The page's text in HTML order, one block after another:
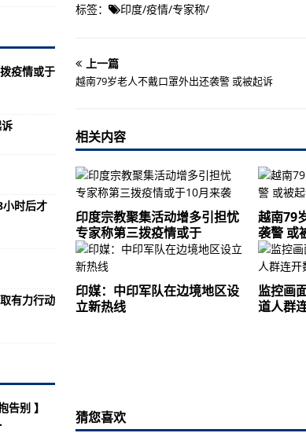
包围圈”可耻又可悲
医院拒收 8小时后才就医
本民众的奥运热情
南部地区“居家令”延长两周
斯一把推开迎上前的球迷，网友吵翻……
媒：无人采取有力行动应对疫情
骸下葬仪式遭抗议
道人群连开数枪，打伤10人骑车逃跑
的阿富汗陆军燃料
标签： 印度/疫情/专家称/
上一篇
越南79岁老人不戴口罩外出还袭警 或被起诉
相关内容
印度宗教聚集活动增多引担忧
专家称第三拨疫情或于
越南79
袭警 或
印媒：中印军队在边境地区设
立新热线
监控画
道人群
猜您喜欢
疫情或于
时后才
有力行动
告别 】